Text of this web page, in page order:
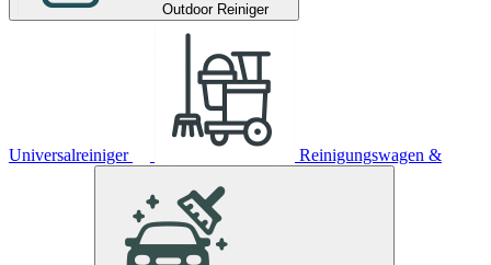
Outdoor Reiniger
Universalreiniger Reinigungswagen &